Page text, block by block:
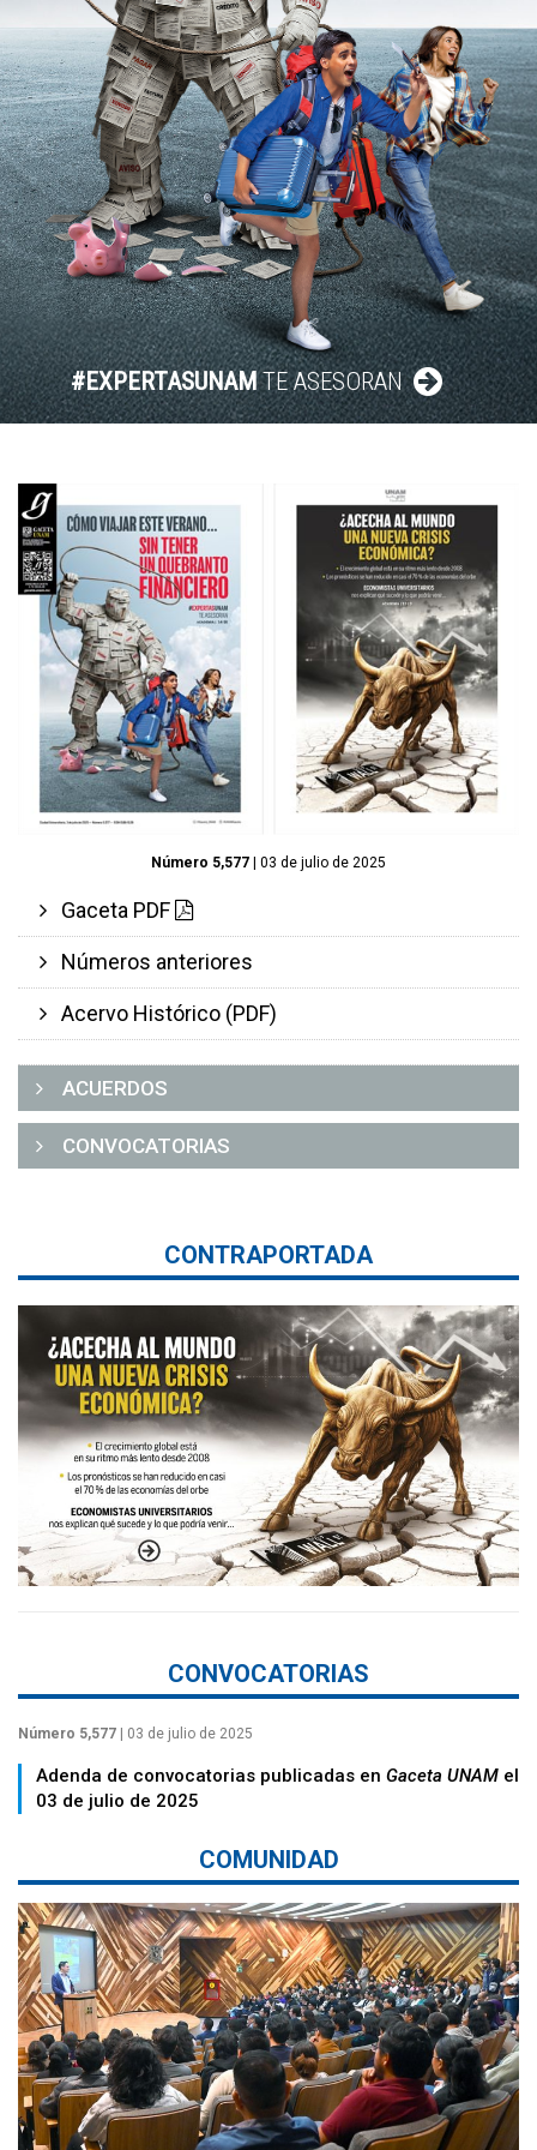
#EXPERTASUNAMTE ASESORAN
Número 5,577 | 03 de julio de 2025
Gaceta PDF
Números anteriores
Acervo Histórico (PDF)
ACUERDOS
CONVOCATORIAS
CONTRAPORTADA
CONVOCATORIAS
Número 5,577 | 03 de julio de 2025
Adenda de convocatorias publicadas en Gaceta UNAM el
03 de julio de 2025
COMUNIDAD